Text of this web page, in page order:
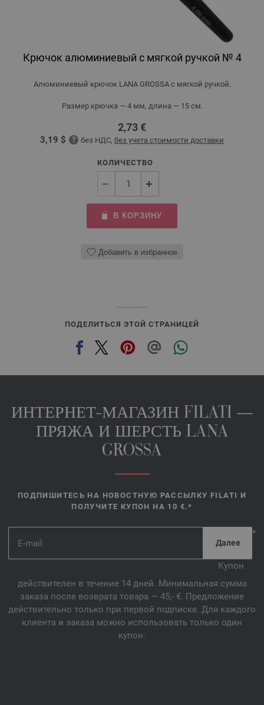
Крючок алюминиевый с мягкой ручкой № 4
Алюминиевый крючок LANA GROSSA с мягкой ручкой.
Размер крючка — 4 мм, длина — 15 см.
2,73 €
3,19 $ без НДС, без учета стоимости доставки
КОЛИЧЕСТВО
В КОРЗИНУ
Добавить в избранное
ПОДЕЛИТЬСЯ ЭТОЙ СТРАНИЦЕЙ
ИНТЕРНЕТ-МАГАЗИН FILATI —
ПРЯЖА И ШЕРСТЬ LANA
GROSSA
ПОДПИШИТЕСЬ НА НОВОСТНУЮ РАССЫЛКУ FILATI И
ПОЛУЧИТЕ КУПОН НА 10 €.*
*
Купон
действителен в течение 14 дней. Минимальная сумма
заказа после возврата товара — 45,- €. Предложение
действительно только при первой подписке. Для каждого
клиента и заказа можно использовать только один
купон.